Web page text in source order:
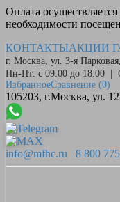
Оплата
необходимости
КОНТАКТЫАКЦИИ
г. Москва, ул. 3-я
Пн-Пт: с 09:00 до 18:00 |
ИзбранноеСравнение (0)
105203, г.Москва, ул.
info@mfhc.ru 8 800